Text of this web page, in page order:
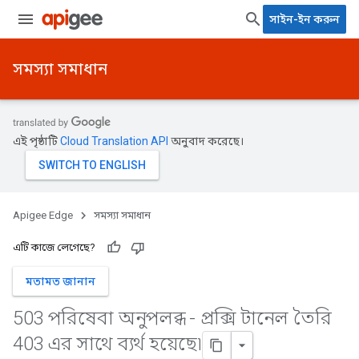
সাইন-ইন করুন
সমস্যা সমাধান
এই পৃষ্ঠাটিCloud Translation API অনুবাদ করেছে।
Apigee Edge সমস্যা সমাধান
এটি কাজে লেগেছে?
মতামত জানান
503 পরিষেবা অনুপলব্ধ - প্রক্সি টানেল তৈরি
403 এর সাথে ব্যর্থ হয়েছে৷